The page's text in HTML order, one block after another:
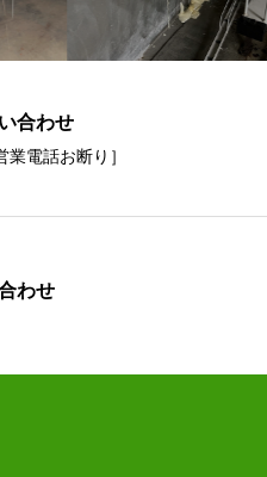
合わせ
電話お断り］
わせ